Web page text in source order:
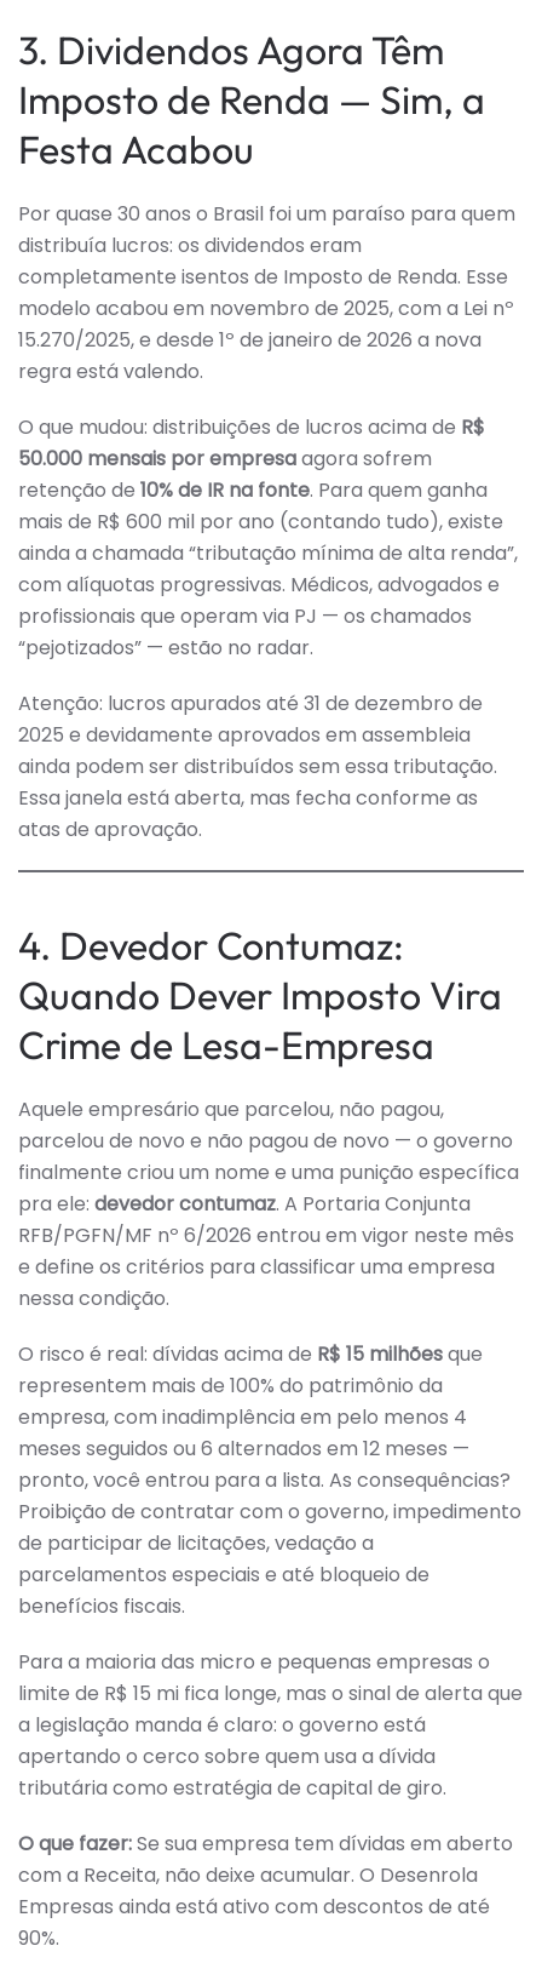
3. Dividendos Agora Têm
Imposto de Renda — Sim, a
Festa Acabou
Por quase 30 anos o Brasil foi um paraíso para quem
distribuía lucros: os dividendos eram
completamente isentos de Imposto de Renda. Esse
modelo acabou em novembro de 2025, com a Lei nº
15.270/2025, e desde 1º de janeiro de 2026 a nova
regra está valendo.
O que mudou: distribuições de lucros acima de R$
50.000 mensais por empresaagora sofrem
retenção de 10% de IR na fonte. Para quem ganha
mais de R$ 600 mil por ano (contando tudo), existe
ainda a chamada “tributação mínima de alta renda”,
com alíquotas progressivas. Médicos, advogados e
profissionais que operam via PJ — os chamados
“pejotizados” — estão no radar.
Atenção: lucros apurados até 31 de dezembro de
2025 e devidamente aprovados em assembleia
ainda podem ser distribuídos sem essa tributação.
Essa janela está aberta, mas fecha conforme as
atas de aprovação.
4. Devedor Contumaz:
Quando Dever Imposto Vira
Crime de Lesa-Empresa
Aquele empresário que parcelou, não pagou,
parcelou de novo e não pagou de novo — o governo
finalmente criou um nome e uma punição específica
pra ele: devedor contumaz. A Portaria Conjunta
RFB/PGFN/MF nº 6/2026 entrou em vigor neste mês
e define os critérios para classificar uma empresa
nessa condição.
O risco é real: dívidas acima de R$ 15 milhõesque
representem mais de 100% do patrimônio da
empresa, com inadimplência em pelo menos 4
meses seguidos ou 6 alternados em 12 meses —
pronto, você entrou para a lista. As consequências?
Proibição de contratar com o governo, impedimento
de participar de licitações, vedação a
parcelamentos especiais e até bloqueio de
benefícios fiscais.
Para a maioria das micro e pequenas empresas o
limite de R$ 15 mi fica longe, mas o sinal de alerta que
a legislação manda é claro: o governo está
apertando o cerco sobre quem usa a dívida
tributária como estratégia de capital de giro.
O que fazer:Se sua empresa tem dívidas em aberto
com a Receita, não deixe acumular. O Desenrola
Empresas ainda está ativo com descontos de até
90%.